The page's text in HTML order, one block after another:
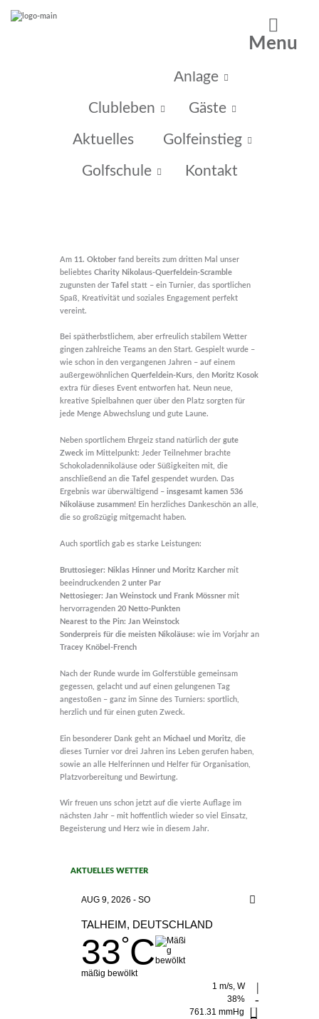
Anlage
Clubleben Gäste
Aktuelles Golfeinstieg
Golfschule Kontakt
Menu
Am 11. Oktober fand bereits zum dritten Mal unser
beliebtes Charity Nikolaus-Querfeldein-Scramble
zugunsten der Tafel statt – ein Turnier, das sportlichen
Spaß, Kreativität und soziales Engagement perfekt
vereint.
Bei spätherbstlichem, aber erfreulich stabilem Wetter
gingen zahlreiche Teams an den Start. Gespielt wurde –
wie schon in den vergangenen Jahren – auf einem
außergewöhnlichen Querfeldein-Kurs, den Moritz Kosok
extra für dieses Event entworfen hat. Neun neue,
kreative Spielbahnen quer über den Platz sorgten für
jede Menge Abwechslung und gute Laune.
Neben sportlichem Ehrgeiz stand natürlich der gute
Zweck im Mittelpunkt: Jeder Teilnehmer brachte
Schokoladennikoläuse oder Süßigkeiten mit, die
anschließend an die Tafel gespendet wurden. Das
Ergebnis war überwältigend – insgesamt kamen 536
Nikoläuse zusammen! Ein herzliches Dankeschön an alle,
die so großzügig mitgemacht haben.
Auch sportlich gab es starke Leistungen:
Bruttosieger: Niklas Hinner und Moritz Karcher mit
beeindruckenden 2 unter Par
Nettosieger: Jan Weinstock und Frank Mössner mit
hervorragenden 20 Netto-Punkten
Nearest to the Pin: Jan Weinstock
Sonderpreis für die meisten Nikoläuse: wie im Vorjahr an
Tracey Knöbel-French
Nach der Runde wurde im Golferstüble gemeinsam
gegessen, gelacht und auf einen gelungenen Tag
angestoßen – ganz im Sinne des Turniers: sportlich,
herzlich und für einen guten Zweck.
Ein besonderer Dank geht an Michael und Moritz , die
dieses Turnier vor drei Jahren ins Leben gerufen haben,
sowie an alle Helferinnen und Helfer für Organisation,
Platzvorbereitung und Bewirtung.
Wir freuen uns schon jetzt auf die vierte Auflage im
nächsten Jahr – mit hoffentlich wieder so viel Einsatz,
Begeisterung und Herz wie in diesem Jahr.
AKTUELLES WETTER
AUG 9, 2026 - SO
TALHEIM, DEUTSCHLAND
33°C
mäßig bewölkt
1 m/s, W
38%
761.31 mmHg